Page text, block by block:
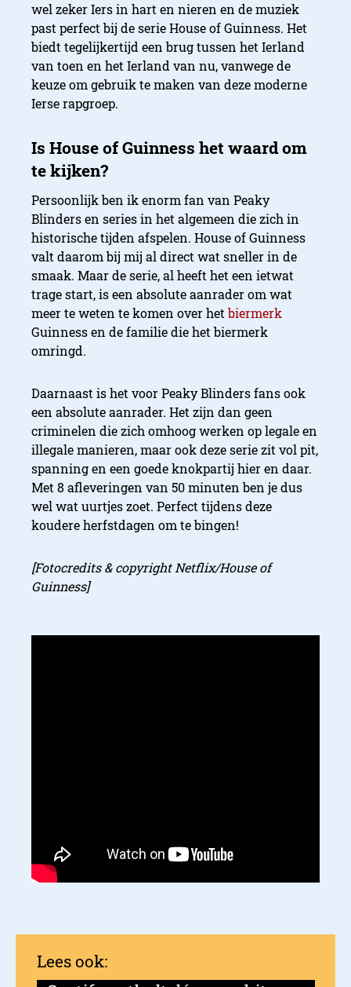
wel zeker Iers in hart en nieren en de muziek
past perfect bij de serie House of Guinness. Het
biedt tegelijkertijd een brug tussen het Ierland
van toen en het Ierland van nu, vanwege de
keuze om gebruik te maken van deze moderne
Ierse rapgroep.
Persoonlijk ben ik enorm fan van Peaky
Blinders en series in het algemeen die zich in
historische tijden afspelen. House of Guinness
valt daarom bij mij al direct wat sneller in de
smaak. Maar de serie, al heeft het een ietwat
trage start, is een absolute aanrader om wat
meer te weten te komen over hetbiermerk
Guinness en de familie die het biermerk
omringd.
Daarnaast is het voor Peaky Blinders fans ook
een absolute aanrader. Het zijn dan geen
criminelen die zich omhoog werken op legale en
illegale manieren, maar ook deze serie zit vol pit,
spanning en een goede knokpartij hier en daar.
Met 8 afleveringen van 50 minuten ben je dus
wel wat uurtjes zoet. Perfect tijdens deze
koudere herfstdagen om te bingen!
[Fotocredits & copyright Netflix/House of
Guinness]